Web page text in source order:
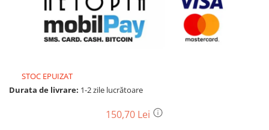
Drujbe pe benzina
Drujbe cu acumulator
Consumabile drujbe, fierastraie
Drujbe electrice
Unelte electrice busteni
Batoze - mori desfacat porumb
STOC EPUIZAT
Durata de livrare: 1-2 zile lucrătoare
150,70 Lei